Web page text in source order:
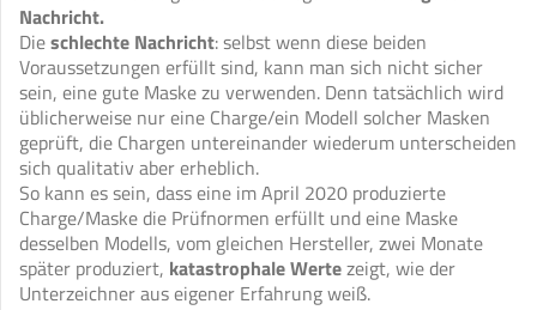
Nachricht.
Dieschlechte Nachricht: selbst wenn diese beiden
Voraussetzungen erfüllt sind, kann man sich nicht sicher
sein, eine gute Maske zu verwenden. Denn tatsächlich wird
üblicherweise nur eine Charge/ein Modell solcher Masken
geprüft, die Chargen untereinander wiederum unterscheiden
sich qualitativ aber erheblich.
So kann es sein, dass eine im April 2020 produzierte
Charge/Maske die Prüfnormen erfüllt und eine Maske
desselben Modells, vom gleichen Hersteller, zwei Monate
später produziert, katastrophale Wertezeigt, wie der
Unterzeichner aus eigener Erfahrung weiß.